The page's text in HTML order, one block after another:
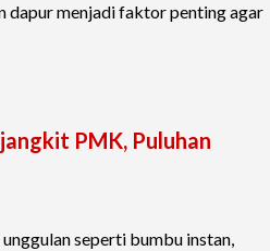
dapur menjadi faktor penting agar
PMK, Puluhan
seperti bumbu instan,